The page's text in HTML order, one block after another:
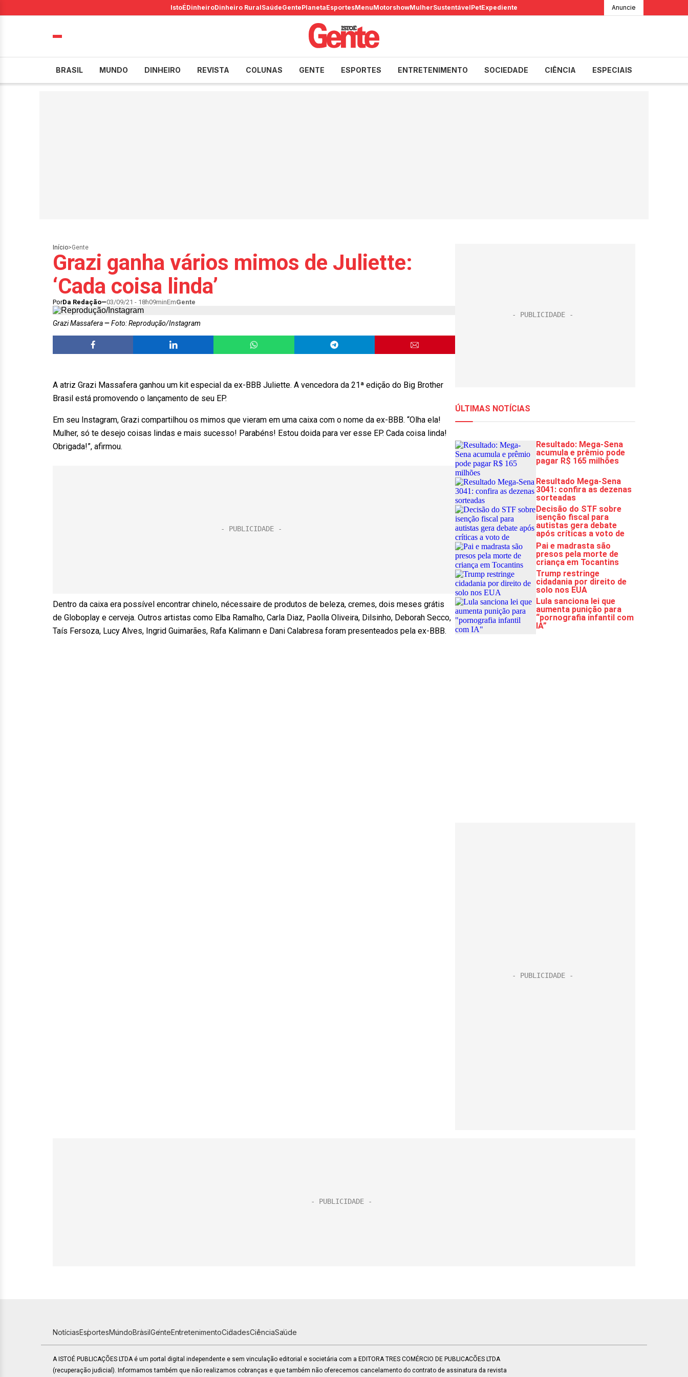
IstoÉDinheiroDinheiro RuralSaúdeGentePlanetaEsportesMenuMotorshowMulherSustentávelPetExpediente Anuncie
BRASIL MUNDO DINHEIRO REVISTA COLUNAS GENTE ESPORTES ENTRETENIMENTO SOCIEDADE CIÊNCIA ESPECIAIS
Início>Gente
Grazi ganha vários mimos de Juliette:
‘Cada coisa linda’
PorDa Redação 03/09/21 - 18h09minEmGente
Grazi Massafera Foto: Reprodução/Instagram
A atriz Grazi Massafera ganhou um kit especial da ex-BBB Juliette. A vencedora da 21ª edição do Big Brother
Brasil está promovendo o lançamento de seu EP.
Em seu Instagram, Grazi compartilhou os mimos que vieram em uma caixa com o nome da ex-BBB. “Olha ela!
Mulher, só te desejo coisas lindas e mais sucesso! Parabéns! Estou doida para ver esse EP. Cada coisa linda!
Obrigada!”, afirmou.
Dentro da caixa era possível encontrar chinelo, nécessaire de produtos de beleza, cremes, dois meses grátis
de Globoplay e cerveja. Outros artistas como Elba Ramalho, Carla Diaz, Paolla Oliveira, Dilsinho, Deborah Secco,
Taís Fersoza, Lucy Alves, Ingrid Guimarães, Rafa Kalimann e Dani Calabresa foram presenteados pela ex-BBB.
NotíciasEsportesMundoBrasilGenteEntretenimentoCidadesCiênciaSaúde
A ISTOÉ PUBLICAÇÕES LTDA é um portal digital independente e sem vinculação editorial e societária com a EDITORA TRES COMÉRCIO DE PUBLICACÕES LTDA
(recuperação judicial). Informamos também que não realizamos cobranças e que também não oferecemos cancelamento do contrato de assinatura da revista